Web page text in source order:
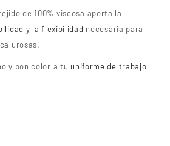
de 100% viscosa aporta la
y la flexibilidad necesaria para
y pon color a tu uniforme de trabajo